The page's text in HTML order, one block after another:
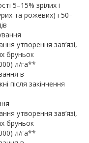
5–15% зрілих і
та рожевих) і 50–
утворення зав’язі,
бруньок
л/га**
в
після закінчення
утворення зав’язі,
бруньок
л/га**